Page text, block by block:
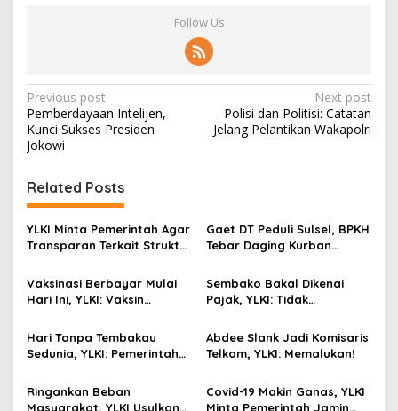
Follow Us
P
o
s
t
n
a
v
i
g
t
o
Previous post
Pemberdayaan Intelijen,
Kunci Sukses Presiden
Jokowi
Next post
Polisi dan Politisi: Catatan
Jelang Pelantikan Wakapolri
Related Posts
YLKI Minta Pemerintah Agar
Transparan Terkait Struktur
Gaet DT Peduli Sulsel, BPKH
Tebar Daging Kurban
Pelosok di Maros
Vaksinasi Berbayar Mulai
Hari Ini, YLKI: Vaksin
Sembako Bakal Dikenai
Pajak, YLKI: Tidak
Batalkan!
Hari Tanpa Tembakau
Sedunia, YLKI: Pemerintah
Covid-19 Sebagai
Momentum Bebas Bahaya
Abdee Slank Jadi Komisaris
Telkom, YLKI: Memalukan!
Ringankan Beban
Masyarakat, YLKI Usulkan
Covid-19 Makin Ganas, YLKI
Minta Pemerintah Jamin